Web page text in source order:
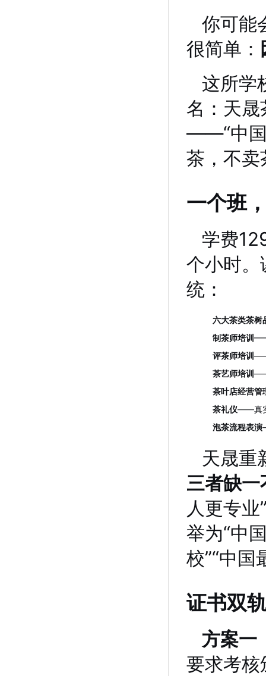
你可能
很简单：
这所学
名：天
——“中国
茶，不卖
一个班
学费
个小时。
统：
六大茶类茶树
制茶师培训
评茶师培训——
茶艺师培训——
茶叶店经营管
茶礼仪——真
泡茶流程表演
天晟重
三者缺一
人更专
举为“中
校”“中国
证书双
方案一
要求考核